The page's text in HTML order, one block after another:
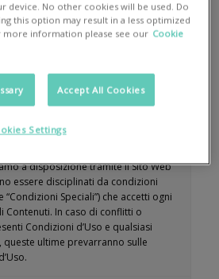
al momento della tua visita al
a rispettarle. Laddove tu non accetti
d’Uso, ti invitiamo a non utilizzare il
per futuro riferimento.
a disposizione tramite il Sito Web
essere disciplinati da condizioni
“Condizioni Speciali”) che accetti ogni
Contenuti. In caso di conflitti o
Condizioni d’Uso e qualsiasi
queste ultime prevarranno sulle
device. No other cookies will be used. Do
this option may result in a less optimized
more information please see our Cookie
Accept All Cookies
Settings